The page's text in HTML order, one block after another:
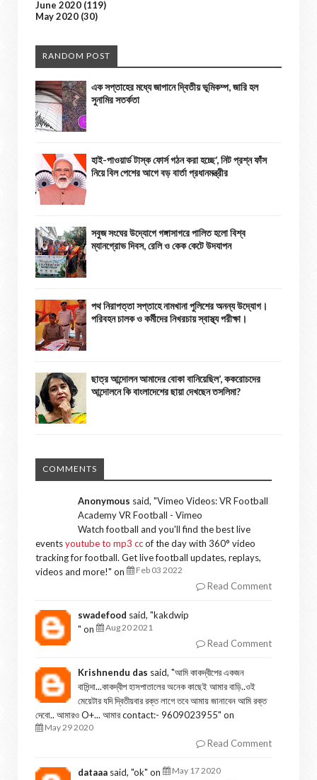
June 2020 (119)
May 2020 (30)
RANDOM POST
এক সপ্তাহের মধ্যে জাপানে দ্বিতীয় ভূমিকম্প, জারি হল
সুনামির সতর্কতা
হাই-পাওয়ার্ড টাস্ক ফোর্স গঠন করা হচ্ছে’, নিট প্রশ্ন ফাঁস
নিয়ে বিল পেশের আগে বড় বার্তা প্রধানমন্ত্রীর
সবুজ সংঘের উদ্যোগে গঙ্গাসাগরে পালিত হলো বিশ্ব
ম্যানগ্রোভ দিবস, রেলি ও কেক কেটে উদযাপন
পথ নিরাপত্তা সপ্তাহে নামখানা পুলিশের অনন্য উদ্যোগ।
পরিবহন চালক ও কর্মীদের নিখরচায় স্বাস্থ্য পরীক্ষা।
ছাত্র আন্দোলন আমাদের বোকা বানিয়েছিল’, ককরোচদের
আন্দোলনে কি বাংলাদেশের ছায়া দেখছেন তসলিমা?
COMMENTS
Anonymous said, "Vimeo Videos: VR Football
Academy VR Football - Vimeo
Watch football and you'll find the best live
eventsyoutube to mp3 ccof the day with 360° video
tracking for football. Get live football updates, replays,
videos and more!" on Feb 03 2022
Read Comment
swadefood said, "kakdwip
" on
Aug 20 2021
Read Comment
Krishnendu das said, "আমি কাকদ্বীপের একজন
বাসিন্দা...কাকদ্বীপ হাসপাতালের অনেক কাছেই আমার বাড়ি..ওই
মেয়েটার যদি দ্বিতীয়বার রক্ত লাগে তবে আমায় জানাবেন আমি রক্ত
দেবো.. আমারও O+... আমার contact:- 9609023955" on
May 29 2020
Read Comment
dataaa said, "ok" on May 17 2020